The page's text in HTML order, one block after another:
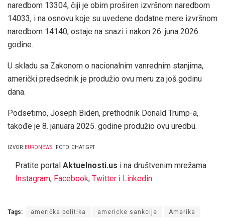
naredbom 13304, čiji je obim proširen izvršnom naredbom
14033, i na osnovu koje su uvedene dodatne mere izvršnom
naredbom 14140, ostaje na snazi i nakon 26. juna 2026.
godine.
U skladu sa Zakonom o nacionalnim vanrednim stanjima,
američki predsednik je produžio ovu meru za još godinu
dana.
Podsetimo, Joseph Biden, prethodnik Donald Trump-a,
takođe je 8. januara 2025. godine produžio ovu uredbu.
IZVOR: EURONEWS I FOTO: CHAT GPT
Pratite portal Aktuelnosti.us i na društvenim mrežama
Instagram, Facebook, Twitter i Linkedin.
Tags: američka politika americke sankcije Amerika